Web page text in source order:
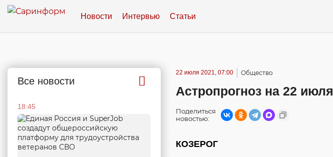
Новости Интервью Статьи
Все новости
18:45
22 июля 2021, 07:00 Общество
Астропрогноз на 22 июля
Поделиться
новостью:
КОЗЕРОГ